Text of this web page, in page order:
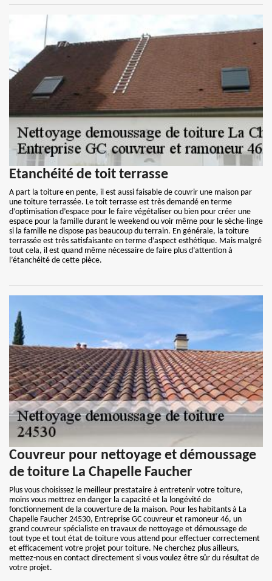
Etanchéité de toit terrasse
A part la toiture en pente, il est aussi faisable de couvrir une maison par
une toiture terrassée. Le toit terrasse est très demandé en terme
d’optimisation d’espace pour le faire végétaliser ou bien pour créer une
espace pour la famille durant le weekend ou voir même pour le sèche-linge
si la famille ne dispose pas beaucoup du terrain. En générale, la toiture
terrassée est très satisfaisante en terme d’aspect esthétique. Mais malgré
tout cela, il est quand même nécessaire de faire plus d’attention à
l’étanchéité de cette pièce.
Couvreur pour nettoyage et démoussage
de toiture La Chapelle Faucher
Plus vous choisissez le meilleur prestataire à entretenir votre toiture,
moins vous mettrez en danger la capacité et la longévité de
fonctionnement de la couverture de la maison. Pour les habitants à La
Chapelle Faucher 24530, Entreprise GC couvreur et ramoneur 46, un
grand couvreur spécialiste en travaux de nettoyage et démoussage de
tout type et tout état de toiture vous attend pour effectuer correctement
et efficacement votre projet pour toiture. Ne cherchez plus ailleurs,
mettez-nous en contact directement si vous voulez être sûr du résultat de
votre projet.